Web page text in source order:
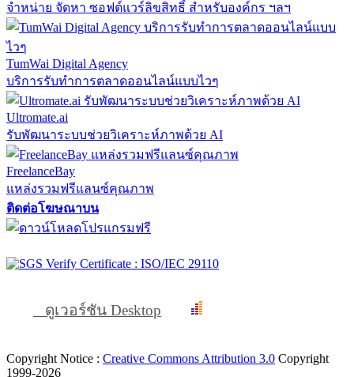
จำหน่าย จัดหา ซอฟต์แวร์ลิขสิทธิ์ สำหรับองค์กร ฯลฯ
TumWai Digital Agency
บริการรับทำการตลาดออนไลน์แบบไวๆ
Ultromate.ai
รับพัฒนาระบบช่วยวิเคราะห์ภาพด้วย AI
FreelanceBay
แหล่งรวมฟรีแลนซ์คุณภาพ
ติดต่อโฆษณาบน
ดูเวอร์ชัน Desktop
Copyright Notice : Creative Commons Attribution 3.0 Copyright
1999-2026